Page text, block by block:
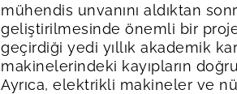
mühendis unvanını aldıktan
geliştirilmesinde önemli bir
geçirdiği yedi yıllık akademik
makinelerindeki kayıpların
Ayrıca, elektrikli makineler ve